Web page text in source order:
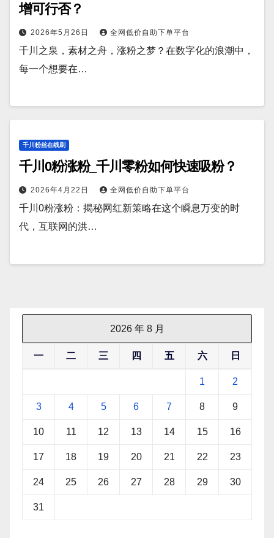
增可行否？
2026年5月26日 全网低价自助下单平台
千川之泉，素材之舟，涨粉之梦？在数字化的浪潮中，
每一个想要在…
千川粉丝在线刷
千川0粉涨粉_千川零粉如何快速吸粉？
2026年4月22日 全网低价自助下单平台
千川0粉涨粉：揭秘网红新策略在这个瞬息万变的时
代，互联网的洪…
2026 年 8 月
一 二 三 四 五 六 日
1 2
3 4 5 6 7 8 9
10 11 12 13 14 15 16
17 18 19 20 21 22 23
24 25 26 27 28 29 30
31